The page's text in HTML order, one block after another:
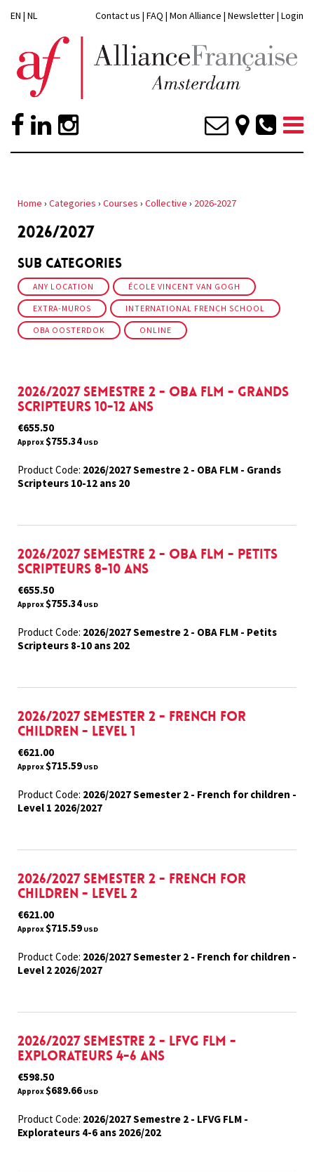
EN | NL Contact us | FAQ | Mon Alliance | Newsletter| Login
Home › Categories › Courses › Collective › 2026-2027
2026/2027
Sub Categories
ANY LOCATION ÉCOLE VINCENT VAN GOGH
EXTRA-MUROS INTERNATIONAL FRENCH SCHOOL
OBA OOSTERDOK ONLINE
2026/2027 Semestre 2 - OBA FLM - Grands
Scripteurs 10-12 ans
€655.50
Approx$755.34 USD
Product Code: 2026/2027 Semestre 2 - OBA FLM - Grands
Scripteurs 10-12 ans 20
2026/2027 Semestre 2 - OBA FLM - Petits
Scripteurs 8-10 ans
€655.50
Approx$755.34 USD
Product Code: 2026/2027 Semestre 2 - OBA FLM - Petits
Scripteurs 8-10 ans 202
2026/2027 Semester 2 - French for
children - Level 1
€621.00
Approx$715.59 USD
Product Code: 2026/2027 Semester 2 - French for children -
Level 1 2026/2027
2026/2027 Semester 2 - French for
children - Level 2
€621.00
Approx$715.59 USD
Product Code: 2026/2027 Semester 2 - French for children -
Level 2 2026/2027
2026/2027 Semestre 2 - LFVG FLM -
Explorateurs 4-6 ans
€598.50
Approx$689.66 USD
Product Code: 2026/2027 Semestre 2 - LFVG FLM -
Explorateurs 4-6 ans 2026/202